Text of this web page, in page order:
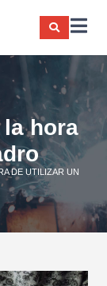
hora
DE UTILIZAR UN